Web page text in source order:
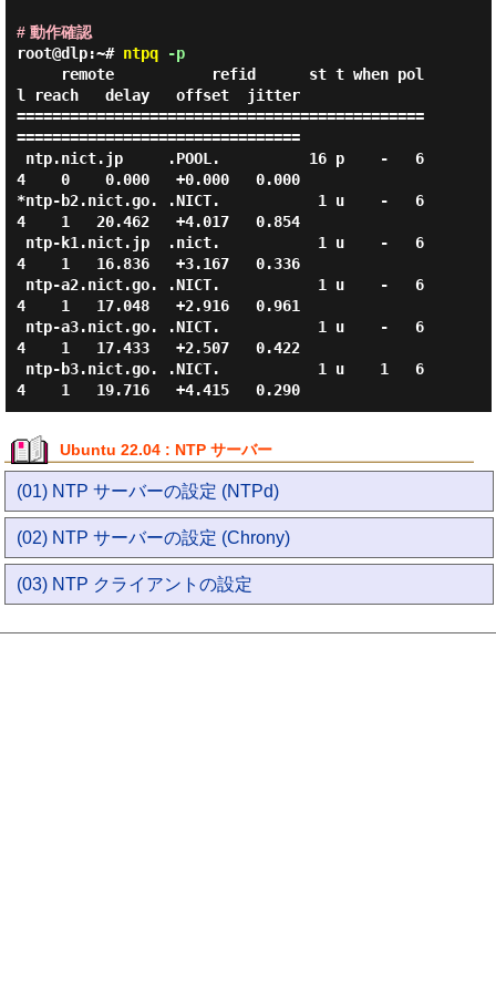
# 動作確認
root@dlp:~# ntpq-p
l reach   delay   offset  jitter
==============================================
================================
4    0    0.000   +0.000   0.000
*ntp-b2.nict.go. .NICT.           1 u    -   6
4    1   20.462   +4.017   0.854
4    1   16.836   +3.167   0.336
4    1   17.048   +2.916   0.961
4    1   17.433   +2.507   0.422
4    1   19.716   +4.415   0.290
Ubuntu 22.04 : NTP サーバー
(01) NTP サーバーの設定 (NTPd)
(02) NTP サーバーの設定 (Chrony)
(03) NTP クライアントの設定